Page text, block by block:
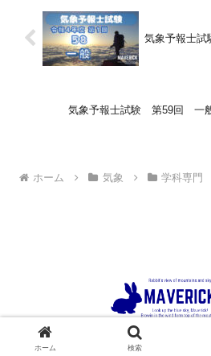
気象予報士
気象予報士試験 第59回 一
ホーム 気象 学科専門
Copyright © 2023-2026 ウサギの眺め
ホーム 検索